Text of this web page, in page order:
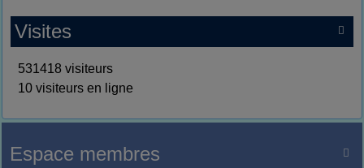

Visites
531418 visiteurs
10 visiteurs en ligne

Espace membres